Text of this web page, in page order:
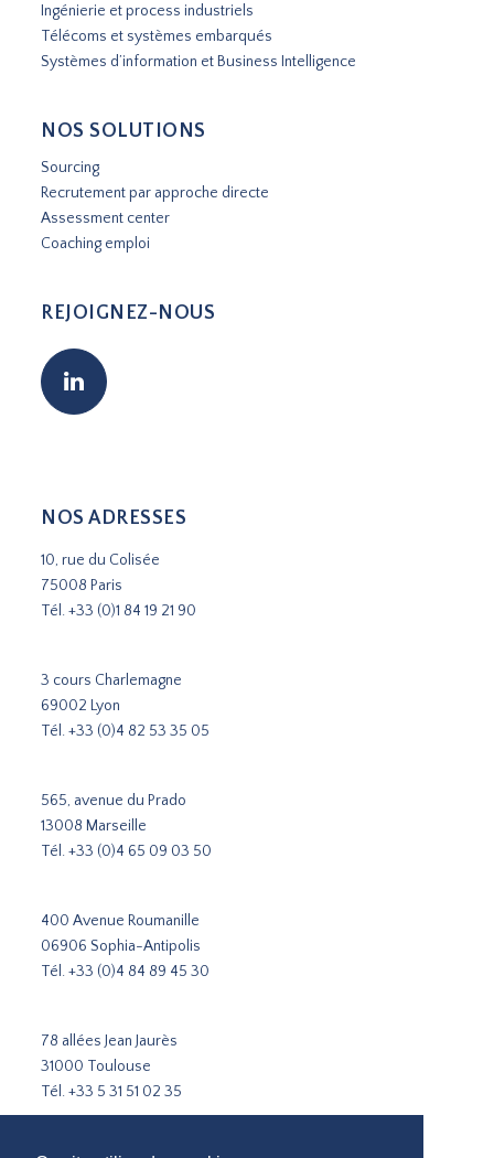
Ingénierie et process industriels
Télécoms et systèmes embarqués
Systèmes d’information et Business Intelligence
NOS SOLUTIONS
Sourcing
Recrutement par approche directe
Assessment center
Coaching emploi
REJOIGNEZ-NOUS
NOS ADRESSES
10, rue du Colisée
75008 Paris
Tél.+33 (0)1 84 19 21 90
3 cours Charlemagne
69002 Lyon
Tél.+33 (0)4 82 53 35 05
565, avenue du Prado
13008 Marseille
Tél.+33 (0)4 65 09 03 50
400 Avenue Roumanille
06906 Sophia-Antipolis
Tél.+33 (0)4 84 89 45 30
78 allées Jean Jaurès
31000 Toulouse
Tél.+33 5 31 51 02 35